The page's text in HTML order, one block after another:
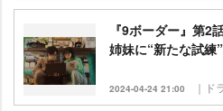
『9ボーダー』第
姉妹に“新たな試練
2024-04-24 21:00 ｜ド